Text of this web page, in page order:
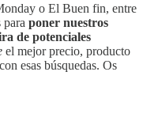
o El Buen fin, entre
para poner nuestros
de potenciales
el mejor precio, producto
esas búsquedas. Os